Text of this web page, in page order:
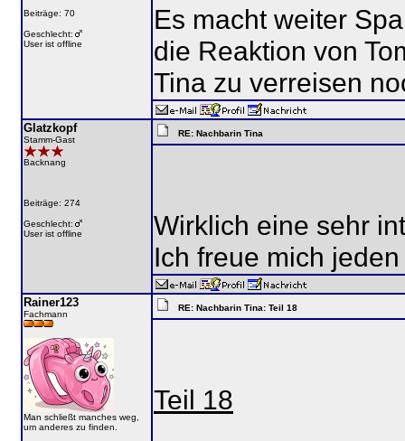
Beiträge: 70
Geschlecht:
User ist offline
Es macht weiter
die Reaktion von
Tina zu verreisen
Glatzkopf
Stamm-Gast
Backnang
Beiträge: 274
Geschlecht:
User ist offline
RE: Nachbarin Tina
Wirklich eine sehr
Ich freue mich
Rainer123
Fachmann
Man schließt manches weg,
um anderes zu finden.
RE: Nachbarin Tina: Teil 18
Teil 18